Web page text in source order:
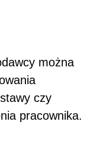
można
czy
pracownika.